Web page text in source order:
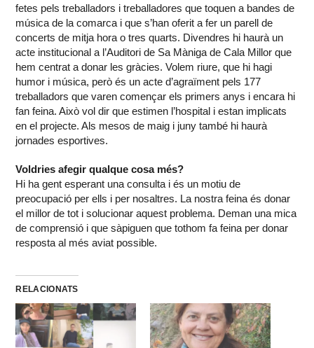
fetes pels treballadors i treballadores que toquen a bandes de
música de la comarca i que s’han oferit a fer un parell de
concerts de mitja hora o tres quarts. Divendres hi haurà un
acte institucional a l’Auditori de Sa Màniga de Cala Millor que
hem centrat a donar les gràcies. Volem riure, que hi hagi
humor i música, però és un acte d’agraïment pels 177
treballadors que varen començar els primers anys i encara hi
fan feina. Això vol dir que estimen l’hospital i estan implicats
en el projecte. Als mesos de maig i juny també hi haurà
jornades esportives.
Voldries afegir qualque cosa més?
Hi ha gent esperant una consulta i és un motiu de
preocupació per ells i per nosaltres. La nostra feina és donar
el millor de tot i solucionar aquest problema. Deman una mica
de comprensió i que sàpiguen que tothom fa feina per donar
resposta al més aviat possible.
RELACIONATS